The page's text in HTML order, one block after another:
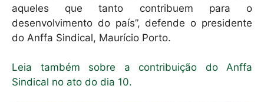
aqueles que tanto contribuem para o
desenvolvimento do país”, defende o presidente
do Anffa Sindical, Maurício Porto.
Leia também sobre a contribuição do Anffa
Sindical no ato do dia 10.